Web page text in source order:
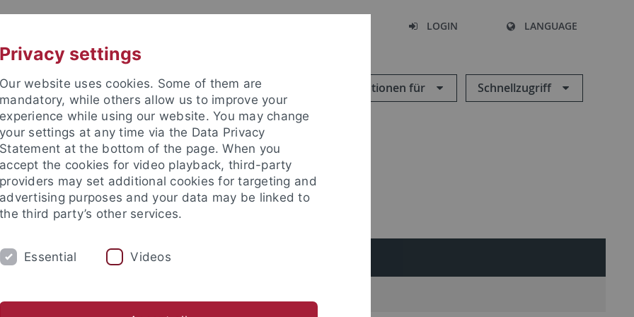
LOGIN LANGUAGE
Informationen für Schnellzugriff
Institut
SAMMLUNGEN
Privacy settings
Our website uses cookies. Some of them are
mandatory, while others allow us to improve your
experience while using our website. You may change
your settings at any time via the Data Privacy
Statement at the bottom of the page. When you
accept the cookies for video playback, third-party
providers may set additional cookies for targeting and
advertising purposes and your data may be linked to
the third party’s other services.
Essential Videos